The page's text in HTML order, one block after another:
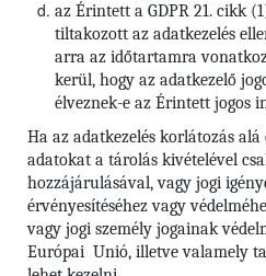
az Érintett a GDPR 21. cikk
tiltakozott az adatkezelés
arra az időtartamra
kerül, hogy az adatkezelő
élveznek-e az Érintett jogos
Ha az adatkezelés korlátozás alá
adatokat a tárolás kivételével
hozzájárulásával, vagy jogi
érvényesítéséhez vagy
vagy jogi személy jogainak
Európai Unió, illetve valamely